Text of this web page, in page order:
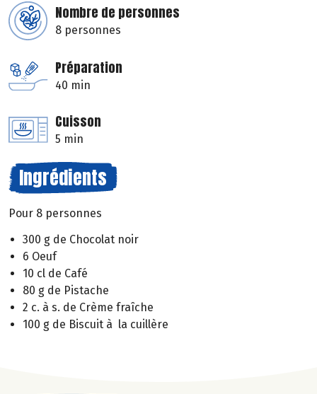
Nombre de personnes
8 personnes
Préparation
40 min
Cuisson
5 min
Ingrédients
Pour 8 personnes
300 g de Chocolat noir
6 Oeuf
10 cl de Café
80 g de Pistache
2 c. à s. de Crème fraîche
100 g de Biscuit à la cuillère